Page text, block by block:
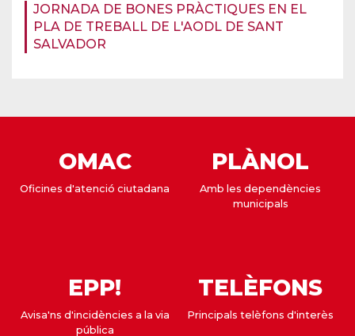
JORNADA DE BONES PRÀCTIQUES EN EL
PLA DE TREBALL DE L'AODL DE SANT
SALVADOR
OMAC
Oficines d'atenció ciutadana
PLÀNOL
Amb les dependències
municipals
EPP!
Avisa'ns d'incidències a la via
pública
TELÈFONS
Principals telèfons d'interès